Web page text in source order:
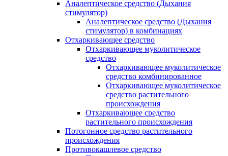
Аналептическое средство (Дыхания
стимулятор)
Аналептическое средство (Дыхания
стимулятор) в комбинациях
Отхаркивающее средство
Отхаркивающее муколитическое
средство
Отхаркивающее муколитическое
средство комбинированное
Отхаркивающее муколитическое
средство растительного
происхождения
Отхаркивающее средство
растительного происхождения
Потогонное средство растительного
происхождения
Противокашлевое средство